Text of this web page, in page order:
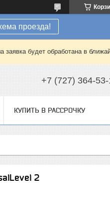
проезда!
будет обработана в
+7 (727) 364-
КУПИТЬ В РАССРОЧКУ
2